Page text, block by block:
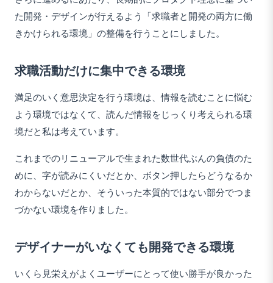
た開発・デザインが行えるよう「求職者と開発の両方に働
きかけられる環境」の整備を行うことにしました。
求職活動だけに集中できる環境
満足のいく意思決定を行う環境は、情報を読むことに悩む
よう環境ではなくて、読んだ情報をじっくり考えられる環
境だと私は考えています。
これまでのリニューアルで生まれた数世代ぶんの負債のた
めに、字が読みにくいだとか、ボタン押したらどうなるか
わからないだとか、そういった本質的ではない部分でつま
づかない環境を作りました。
デザイナーがいなくても開発できる環境
いくら見栄えがよくユーザーにとって使い勝手が良かった